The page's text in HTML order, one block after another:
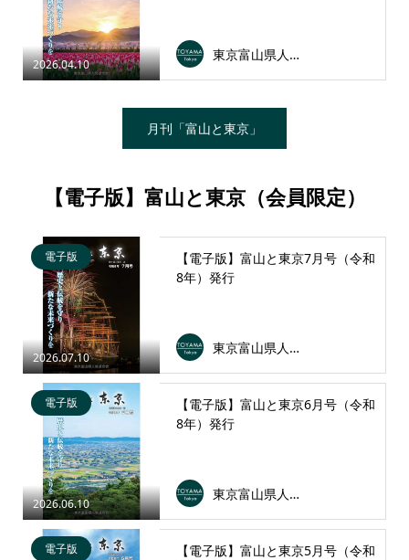
2026.04.10
東京富山県人会連合会
月刊「富山と東京」
【電子版】富山と東京（会員限定）
2026.07.10
電子版
【電子版】富山と東京7月号（令和
8年）発行
東京富山県人会連合会
2026.06.10
電子版
【電子版】富山と東京6月号（令和
8年）発行
東京富山県人会連合会
電子版
【電子版】富山と東京5月号（令和